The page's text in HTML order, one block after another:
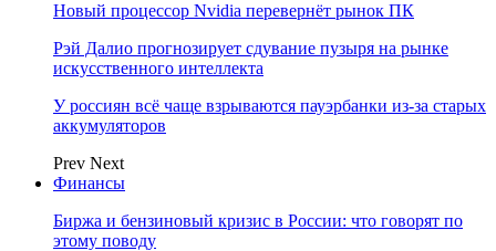
Новый процессор Nvidia перевернёт рынок ПК
Рэй Далио прогнозирует сдувание пузыря на рынке
искусственного интеллекта
У россиян всё чаще взрываются пауэрбанки из-за старых
аккумуляторов
Prev Next
Финансы
Биржа и бензиновый кризис в России: что говорят по
этому поводу